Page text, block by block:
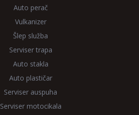
Auto perač
Vulkanizer
Šlep služba
Serviser trapa
Auto stakla
Auto plastičar
Serviser auspuha
Serviser motocikala